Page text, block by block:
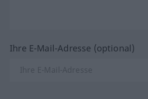
Ihre E-Mail-Adresse (optional)